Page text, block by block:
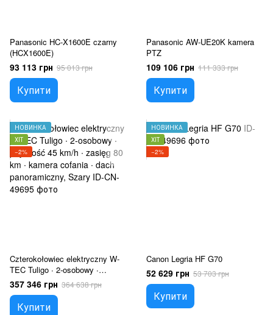
Panasonic HC-X1600E czarny
(HCX1600E)
93 113 грн 95 013 грн
Купити
Panasonic AW-UE20K kamera
PTZ
109 106 грн 111 333 грн
Купити
НОВИНКА
ХІТ
−2%
Czterokołowiec elektryczny W-
TEC Tuligo ∙ 2-osobowy ∙
prędkość 45 km/h ∙ zasięg 80
km ∙ kamera cofania ∙ dach
panoramiczny, Szary
357 346 грн 364 638 грн
Купити
НОВИНКА
ХІТ
−2%
Canon Legria HF G70
52 629 грн 53 703 грн
Купити